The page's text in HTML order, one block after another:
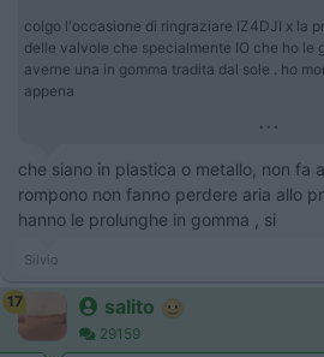
colgo l'occasione di ringraziare IZ4DJI x la
delle valvole che specialmente IO che ho le
averne una in gomma tradita dal sole . ho
appena
...
che siano in plastica o metallo, non fa
rompono non fanno perdere aria allo
hanno le prolunghe in gomma , si
Silvio
17 salito
29159